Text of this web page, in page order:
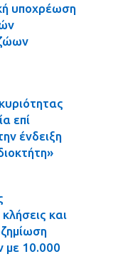
υποχρέωση
επί
ένδειξη
και
με 10.000